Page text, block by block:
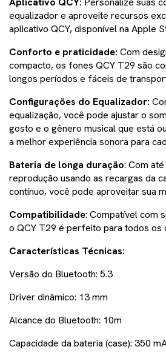
equalizador e aproveite recursos
aplicativo QCY, disponível na Apple
Conforto e praticidade: Com
compacto, os fones QCY T29 são
longos períodos e fáceis de
Configurações do Equalizador:
equalização, você pode ajustar o
gosto e o gênero musical que está
a melhor experiência sonora para
Bateria de longa duração: Com
reprodução usando as recargas da
contínuo, você pode aproveitar sua
Compatibilidade: Compatível com
o QCY T29 é perfeito para todos os
Características Técnicas:
Versão do Bluetooth: 5.3
Driver dinâmico: 13 mm
Alcance do Bluetooth: 10m
Capacidade da bateria (case): 350